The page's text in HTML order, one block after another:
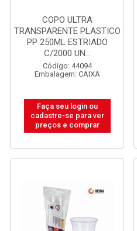
COPO ULTRA
TRANSPARENTE PLASTICO
PP 250ML ESTRIADO
C/2000 UN...
Código: 44094
Embalagem: CAIXA
Faça seu login ou
cadastre-se para ver
preços e comprar